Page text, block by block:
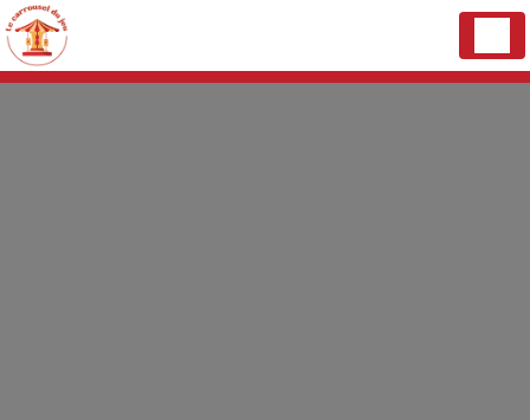
Panneau de gestion des cookies